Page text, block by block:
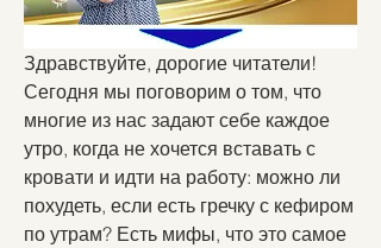
Здравствуйте, дорогие читатели!
Сегодня мы поговорим о том, что
многие из нас задают себе каждое
утро, когда не хочется вставать с
кровати и идти на работу: можно ли
похудеть, если есть гречку с кефиром
по утрам? Есть мифы, что это самое